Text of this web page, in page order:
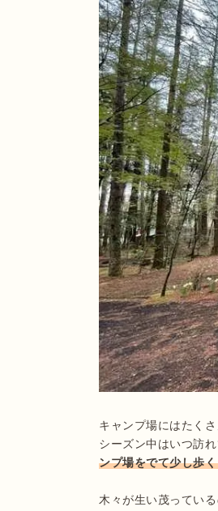
キャンプ場にはたく
シーズン中はいつ訪
ンプ場をでて少し歩
木々が生い茂ってい